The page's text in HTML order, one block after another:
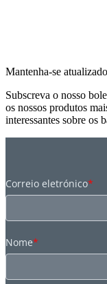
Mantenha-se
Subscreva o nosso
os nossos produtos
interessantes sobre os
Correio eletrónico*
Nome*